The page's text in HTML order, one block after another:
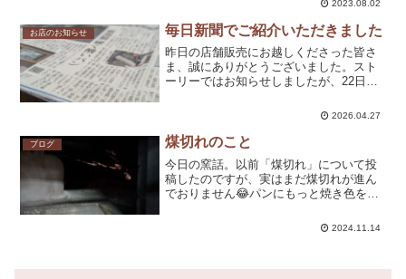
ようです。）家と販売所を3往復。汗ダラ
2023.08.02
お店のお知らせ 毎日新聞でご紹介いただきました
昨日の店舗販売にお越しくださった皆さ
ま、誠にありがとうございました。スト
ーリーではお知らせしましたが、22日に
という連載で、「森の中の起業家たち」
の起業家たち、なんてか...
2026.04.27
ブログ 煤切れのこと
今日の窯話。以前「煤切れ」について投
稿したのですが、実はまだ煤切れが進ん
でおりません😂パンにもっと焼き色を付
でいないのが一因かもしれません。が、
しかし、煤切れしていない今だからこそ
2024.11.14